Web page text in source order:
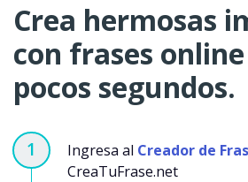
Crea hermosas
con frases
pocos segundos.
Ingresa al Creador de
CreaTuFrase.net